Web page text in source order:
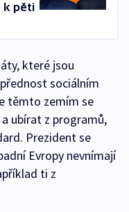
k pěti
které jsou
sociálním
těmto zemím se
ubírat z programů,
Prezident se
Evropy nevnímají
ti z